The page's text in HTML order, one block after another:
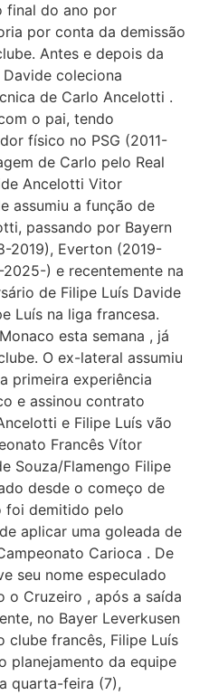
final do ano por
por conta da demissão
Antes e depois da
coleciona
de Carlo Ancelotti .
o pai, tendo
físico no PSG (2011-
de Carlo pelo Real
Ancelotti Vitor
assumiu a função de
passando por Bayern
2019), Everton (2019-
) e recentemente na
de Filipe Luís Davide
Luís na liga francesa.
esta semana , já
O ex-lateral assumiu
primeira experiência
e assinou contrato
e Filipe Luís vão
Francês Vítor
Souza/Flamengo Filipe
desde o começo de
foi demitido pelo
aplicar uma goleada de
Carioca . De
seu nome especulado
o Cruzeiro , após a saída
no Bayer Leverkusen
clube francês, Filipe Luís
planejamento da equipe
quarta-feira (7),